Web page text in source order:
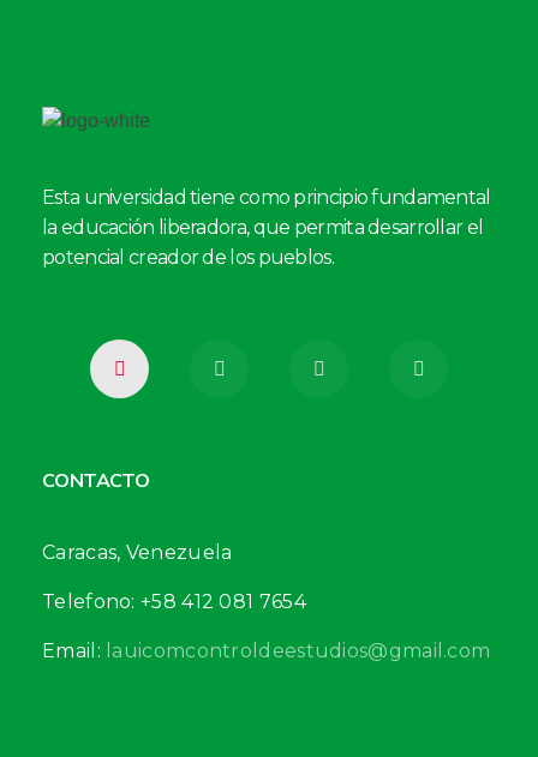
Esta universidad tiene como principio fundamental
la educación liberadora, que permita desarrollar el
potencial creador de los pueblos.
CONTACTO
Caracas, Venezuela
Telefono: +58 412 081 7654
Email: lauicomcontroldeestudios@gmail.com